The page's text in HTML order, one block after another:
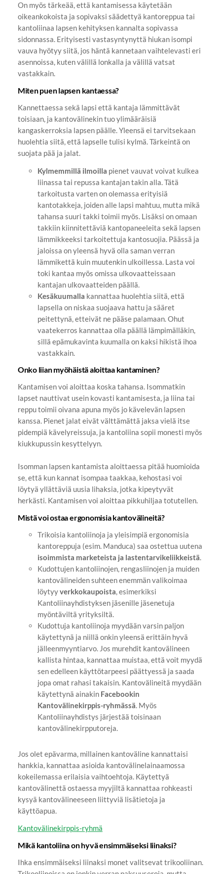
On myös tärkeää, että kantamisessa käytetään
oikeankokoista ja sopivaksi säädettyä kantoreppua tai
kantoliinaa lapsen kehityksen kannalta sopivassa
sidonnassa. Erityisesti vastasyntynyttä hiukan isompi
vauva hyötyy siitä, jos häntä kannetaan vaihtelevasti eri
asennoissa, kuten välillä lonkalla ja välillä vatsat
vastakkain.
Miten puen lapsen kantaessa?
Kannettaessa sekä lapsi että kantaja lämmittävät
toisiaan, ja kantovälinekin tuo ylimääräisiä
kangaskerroksia lapsen päälle. Yleensä ei tarvitsekaan
huolehtia siitä, että lapselle tulisi kylmä. Tärkeintä on
suojata pää ja jalat.
Kylmemmillä ilmoilla pienet vauvat voivat kulkea
liinassa tai repussa kantajan takin alla. Tätä
tarkoitusta varten on olemassa erityisiä
kantotakkeja, joiden alle lapsi mahtuu, mutta mikä
tahansa suuri takki toimii myös. Lisäksi on omaan
takkiin kiinnitettäviä kantopaneeleita sekä lapsen
lämmikkeeksi tarkoitettuja kantosuojia. Päässä ja
jaloissa on yleensä hyvä olla saman verran
lämmikettä kuin muutenkin ulkoillessa. Lasta voi
toki kantaa myös omissa ulkovaatteissaan
kantajan ulkovaatteiden päällä.
Kesäkuumalla kannattaa huolehtia siitä, että
lapsella on niskaa suojaava hattu ja sääret
peitettynä, etteivät ne pääse palamaan. Ohut
vaatekerros kannattaa olla päällä lämpimälläkin,
sillä epämukavinta kuumalla on kaksi hikistä ihoa
vastakkain.
Onko liian myöhäistä aloittaa kantaminen?
Kantamisen voi aloittaa koska tahansa. Isommatkin
lapset nauttivat usein kovasti kantamisesta, ja liina tai
reppu toimii oivana apuna myös jo kävelevän lapsen
kanssa. Pienet jalat eivät välttämättä jaksa vielä itse
pidempiä kävelyreissuja, ja kantoliina sopii monesti myös
kiukkupussin kesyttelyyn.
Isomman lapsen kantamista aloittaessa pitää huomioida
se, että kun kannat isompaa taakkaa, kehostasi voi
löytyä yllättäviä uusia lihaksia, jotka kipeytyvät
herkästi. Kantamisen voi aloittaa pikkuhiljaa totutellen.
Mistä voi ostaa ergonomisia kantovälineitä?
Trikoisia kantoliinoja ja yleisimpiä ergonomisia
kantoreppuja (esim. Manduca) saa ostettua uutena
isoimmista marketeista ja lastentarvikeliikkeistä.
Kudottujen kantoliinojen, rengasliinojen ja muiden
kantovälineiden suhteen enemmän valikoimaa
löytyyverkkokaupoista, esimerkiksi
Kantoliinayhdistyksen jäsenille jäsenetuja
myöntäviltä yrityksiltä.
Kudottuja kantoliinoja myydään varsin paljon
käytettynä ja niillä onkin yleensä erittäin hyvä
jälleenmyyntiarvo. Jos murehdit kantovälineen
kallista hintaa, kannattaa muistaa, että voit myydä
sen edelleen käyttötarpeesi päättyessä ja saada
jopa omat rahasi takaisin. Kantovälineitä myydään
käytettynä ainakinFacebookin
Kantovälinekirppis-ryhmässä. Myös
Kantoliinayhdistys järjestää toisinaan
kantovälinekirpputoreja.
Jos olet epävarma, millainen kantoväline kannattaisi
hankkia, kannattaa asioida kantovälinelainaamossa
kokeilemassa erilaisia vaihtoehtoja. Käytettyä
kantovälinettä ostaessa myyjiltä kannattaa rohkeasti
kysyä kantovälineeseen liittyviä lisätietoja ja
käyttöapua.
Kantovälinekirppis-ryhmä
Mikä kantoliina on hyvä ensimmäiseksi liinaksi?
Ihka ensimmäiseksi liinaksi monet valitsevat trikooliinan.